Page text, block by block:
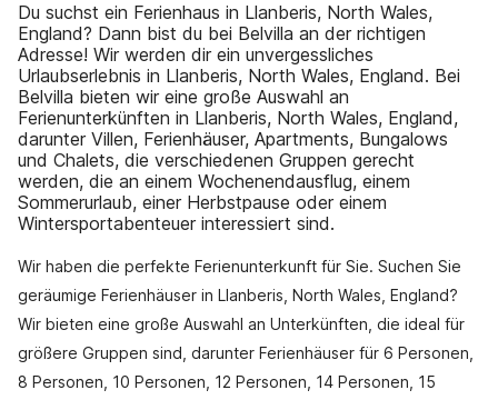
Du suchst ein Ferienhaus in Llanberis, North Wales,
England? Dann bist du bei Belvilla an der richtigen
Adresse! Wir werden dir ein unvergessliches
Urlaubserlebnis in Llanberis, North Wales, England. Bei
Belvilla bieten wir eine große Auswahl an
Ferienunterkünften in Llanberis, North Wales, England,
darunter Villen, Ferienhäuser, Apartments, Bungalows
und Chalets, die verschiedenen Gruppen gerecht
werden, die an einem Wochenendausflug, einem
Sommerurlaub, einer Herbstpause oder einem
Wintersportabenteuer interessiert sind.
Wir haben die perfekte Ferienunterkunft für Sie. Suchen Sie
geräumige Ferienhäuser in Llanberis, North Wales, England?
Wir bieten eine große Auswahl an Unterkünften, die ideal für
größere Gruppen sind, darunter Ferienhäuser für 6 Personen,
8 Personen, 10 Personen, 12 Personen, 14 Personen, 15